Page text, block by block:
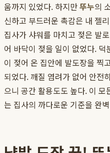
움까지 있었다. 하지만뚜누의
신하고 부드러운 촉감은 내 젤
집사가 샤워를 마치고 젖은 발
어 바닥이 젖을 일이 없었다.
이 젖어 온 집안에 발도장을 찍
되었다. 깨질 염려가 없어 안전
으니 공간 활용도도 높다. 이 모
는 집사의 까다로운 기준을 완